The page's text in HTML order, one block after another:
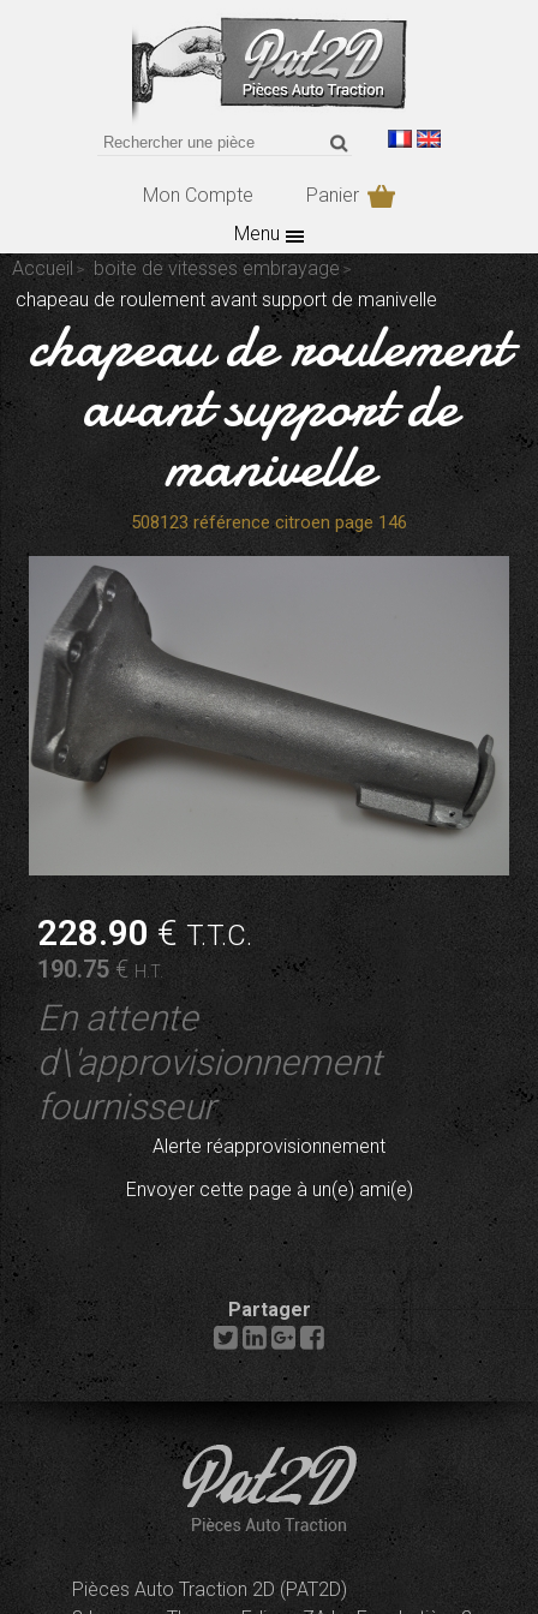
Mon Compte
Panier
Menu
Accueil
boite de vitesses embrayage
chapeau de roulement avant support de manivelle
chapeau de roulement
avant support de
manivelle
508123 référence citroen page 146
228.90 €T.T.C.
190.75€ H.T.
En attente
d\'approvisionnement
fournisseur
Alerte réapprovisionnement
Envoyer cette page à un(e) ami(e)
Partager
Pièces Auto Traction 2D (PAT2D)